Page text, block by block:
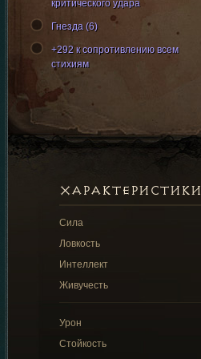
критического удара
Гнезда (6)
+292 к сопротивлению всем
стихиям
ХАРАКТЕРИСТИКИ
Сила
Ловкость
Интеллект
Живучесть
Урон
Стойкость